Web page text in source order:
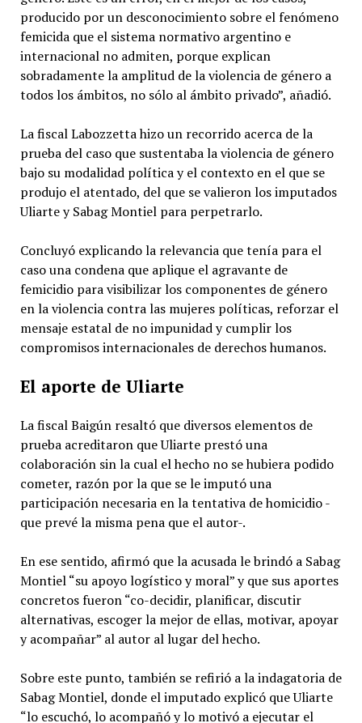
producido por un desconocimiento sobre el fenómeno
femicida que el sistema normativo argentino e
internacional no admiten, porque explican
sobradamente la amplitud de la violencia de género a
todos los ámbitos, no sólo al ámbito privado”, añadió.
La fiscal Labozzetta hizo un recorrido acerca de la
prueba del caso que sustentaba la violencia de género
bajo su modalidad política y el contexto en el que se
produjo el atentado, del que se valieron los imputados
Uliarte y Sabag Montiel para perpetrarlo.
Concluyó explicando la relevancia que tenía para el
caso una condena que aplique el agravante de
femicidio para visibilizar los componentes de género
en la violencia contra las mujeres políticas, reforzar el
mensaje estatal de no impunidad y cumplir los
compromisos internacionales de derechos humanos.
El aporte de Uliarte
La fiscal Baigún resaltó que diversos elementos de
prueba acreditaron que Uliarte prestó una
colaboración sin la cual el hecho no se hubiera podido
cometer, razón por la que se le imputó una
participación necesaria en la tentativa de homicidio -
que prevé la misma pena que el autor-.
En ese sentido, afirmó que la acusada le brindó a Sabag
Montiel “su apoyo logístico y moral” y que sus aportes
concretos fueron “co-decidir, planificar, discutir
alternativas, escoger la mejor de ellas, motivar, apoyar
y acompañar” al autor al lugar del hecho.
Sobre este punto, también se refirió a la indagatoria de
Sabag Montiel, donde el imputado explicó que Uliarte
“lo escuchó, lo acompañó y lo motivó a ejecutar el